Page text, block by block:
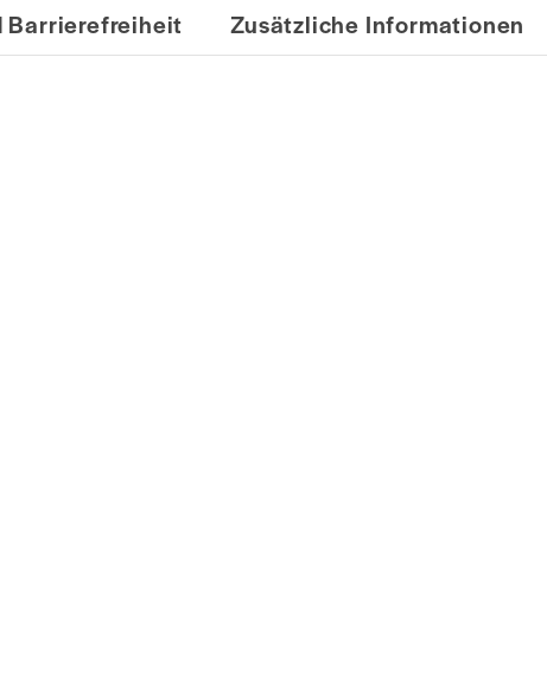
Barrierefreiheit Zusätzliche Informationen